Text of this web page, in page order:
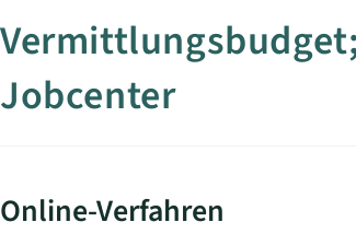
Jobcenter
Online-Verfahren